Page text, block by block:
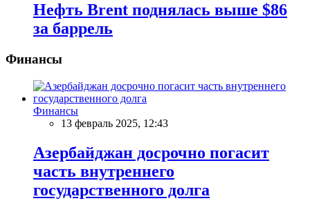
Нефть Brent поднялась выше $86
за баррель
Финансы
Финансы
13 февраль 2025, 12:43
Азербайджан досрочно погасит
часть внутреннего
государственного долга